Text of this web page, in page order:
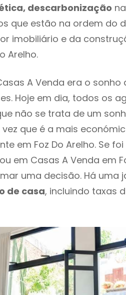
descarbonização
que estão na ordem do
imobiliário e da
Arelho.
A Venda era o sonho
Hoje em dia, todos os
não se trata de um
que é a mais
em Foz Do Arelho. Se
em Casas A Venda em
uma decisão. Há uma
de casa, incluindo taxas